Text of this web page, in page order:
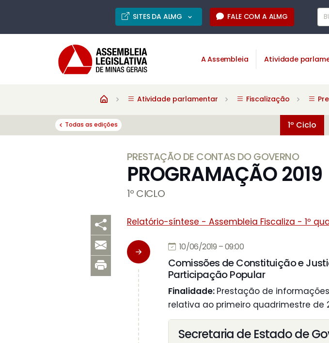
SITES DA ALMG FALE COM A ALMG
A Assembleia Atividade
Atividade parlamentar Fiscalização
Todas as edições 1º Ciclo
PRESTAÇÃO DE CONTAS DO GOVERNO
PROGRAMAÇÃO 2019
1º CICLO
Relatório-síntese - Assembleia Fiscaliza - 1º
10/06/2019 – 09:00
Comissões de Constituição e
Participação Popular
Finalidade: Prestação de
relativa ao primeiro quadrimestre de
Secretaria de Estado de